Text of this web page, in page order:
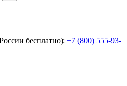
бесплатно): +7 (800) 555-93-